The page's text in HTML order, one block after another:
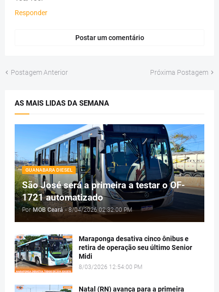
Responder
Postar um comentário
Postagem Anterior Próxima Postagem
AS MAIS LIDAS DA SEMANA
GUANABARA DIESEL
São José será a primeira a testar o OF-
1721 automatizado
Por MOB Ceará - 8/04/2026 02:32:00 PM
Maraponga desativa cinco ônibus e
retira de operação seu último Senior
Midi
8/03/2026 12:54:00 PM
Natal (RN) avança para a primeira